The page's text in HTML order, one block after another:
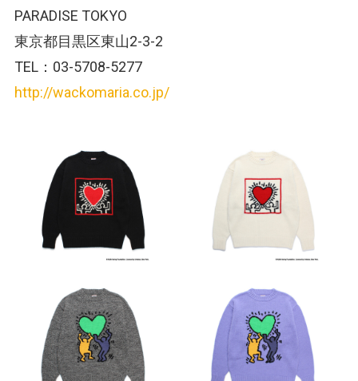
PARADISE TOKYO
東京都目黒区東山2-3-2
TEL：03-5708-5277
http://wackomaria.co.jp/